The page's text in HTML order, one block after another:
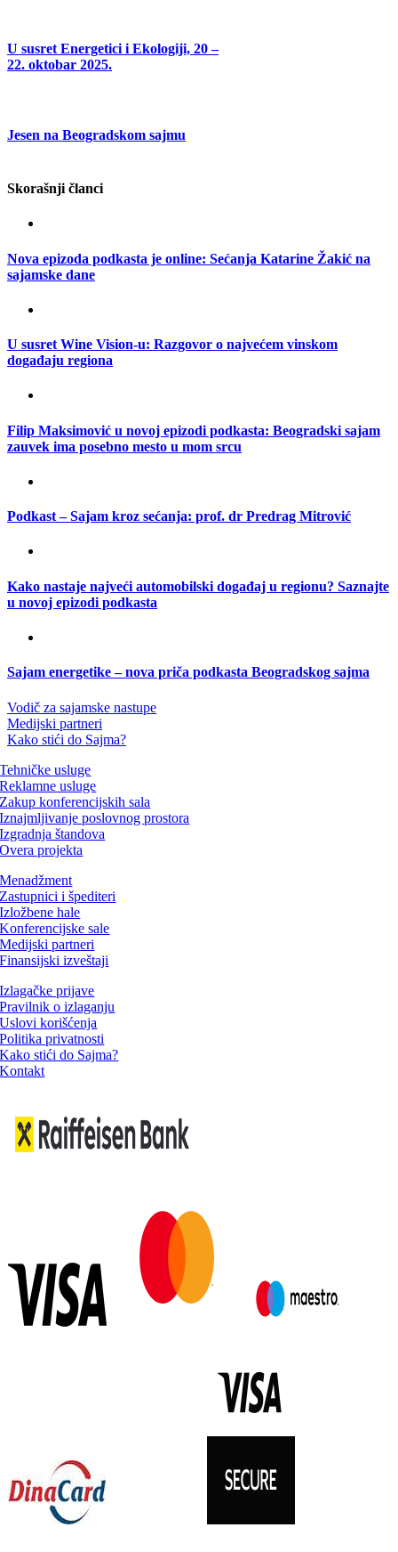
U susret Energetici i Ekologiji, 20 –
22. oktobar 2025.
Jesen na Beogradskom sajmu
Skorašnji članci
Nova epizoda podkasta je online: Sećanja Katarine Žakić na
sajamske dane
U susret Wine Vision-u: Razgovor o najvećem vinskom
događaju regiona
Filip Maksimović u novoj epizodi podkasta: Beogradski sajam
zauvek ima posebno mesto u mom srcu
Podkast – Sajam kroz sećanja: prof. dr Predrag Mitrović
Kako nastaje najveći automobilski događaj u regionu? Saznajte
u novoj epizodi podkasta
Sajam energetike – nova priča podkasta Beogradskog sajma
Vodič za sajamske nastupe
Medijski partneri
Kako stići do Sajma?
Tehničke usluge
Reklamne usluge
Zakup konferencijskih sala
Iznajmljivanje poslovnog prostora
Izgradnja štandova
Overa projekta
Menadžment
Zastupnici i špediteri
Izložbene hale
Konferencijske sale
Medijski partneri
Finansijski izveštaji
Izlagačke prijave
Pravilnik o izlaganju
Uslovi korišćenja
Politika privatnosti
Kako stići do Sajma?
Kontakt